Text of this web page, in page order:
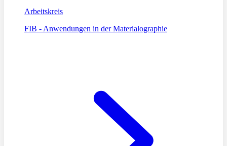
Arbeitskreis
FIB - Anwendungen in der Materialographie